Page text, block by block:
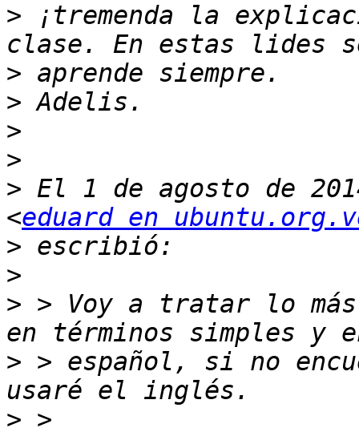
> ¡tremenda la
>
>
>
>
> El 1 de agosto de
<eduard en
>
>
> > Voy a tratar lo
> > español, si no
>